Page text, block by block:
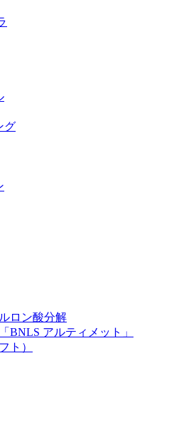
グ
ロン酸分解
「BNLS アルティメット」
ト）